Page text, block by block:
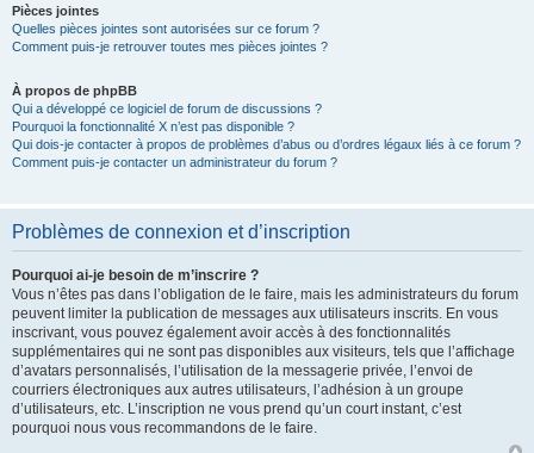
Pièces jointes
Quelles pièces jointes sont autorisées sur ce forum ?
Comment puis-je retrouver toutes mes pièces jointes ?
À propos de phpBB
Qui a développé ce logiciel de forum de discussions ?
Pourquoi la fonctionnalité X n’est pas disponible ?
Qui dois-je contacter à propos de problèmes d’abus ou d’ordres légaux liés à ce forum ?
Comment puis-je contacter un administrateur du forum ?
Problèmes de connexion et d’inscription
Pourquoi ai-je besoin de m’inscrire ?
Vous n’êtes pas dans l’obligation de le faire, mais les administrateurs du forum
peuvent limiter la publication de messages aux utilisateurs inscrits. En vous
inscrivant, vous pouvez également avoir accès à des fonctionnalités
supplémentaires qui ne sont pas disponibles aux visiteurs, tels que l’affichage
d’avatars personnalisés, l’utilisation de la messagerie privée, l’envoi de
courriers électroniques aux autres utilisateurs, l’adhésion à un groupe
d’utilisateurs, etc. L’inscription ne vous prend qu’un court instant, c’est
pourquoi nous vous recommandons de le faire.